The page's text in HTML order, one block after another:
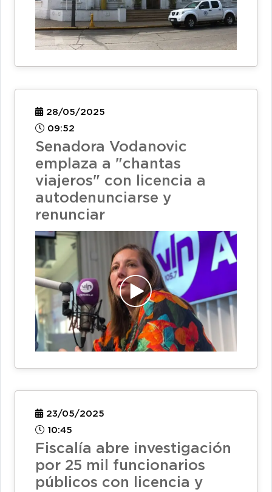
28/05/2025
09:52
Senadora Vodanovic
emplaza a "chantas
viajeros" con licencia a
autodenunciarse y
renunciar
23/05/2025
10:45
Fiscalía abre investigación
por 25 mil funcionarios
públicos con licencia y